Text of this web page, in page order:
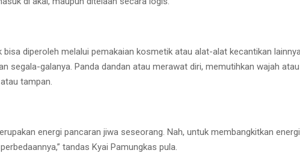
diperoleh melalui pemakaian kosmetik atau alat-alat kecantikan
segala-galanya. Panda dandan atau merawat diri, memutihkan wajah
tampan.
energi pancaran jiwa seseorang. Nah, untuk membangkitkan
tandas Kyai Pamungkas pula.